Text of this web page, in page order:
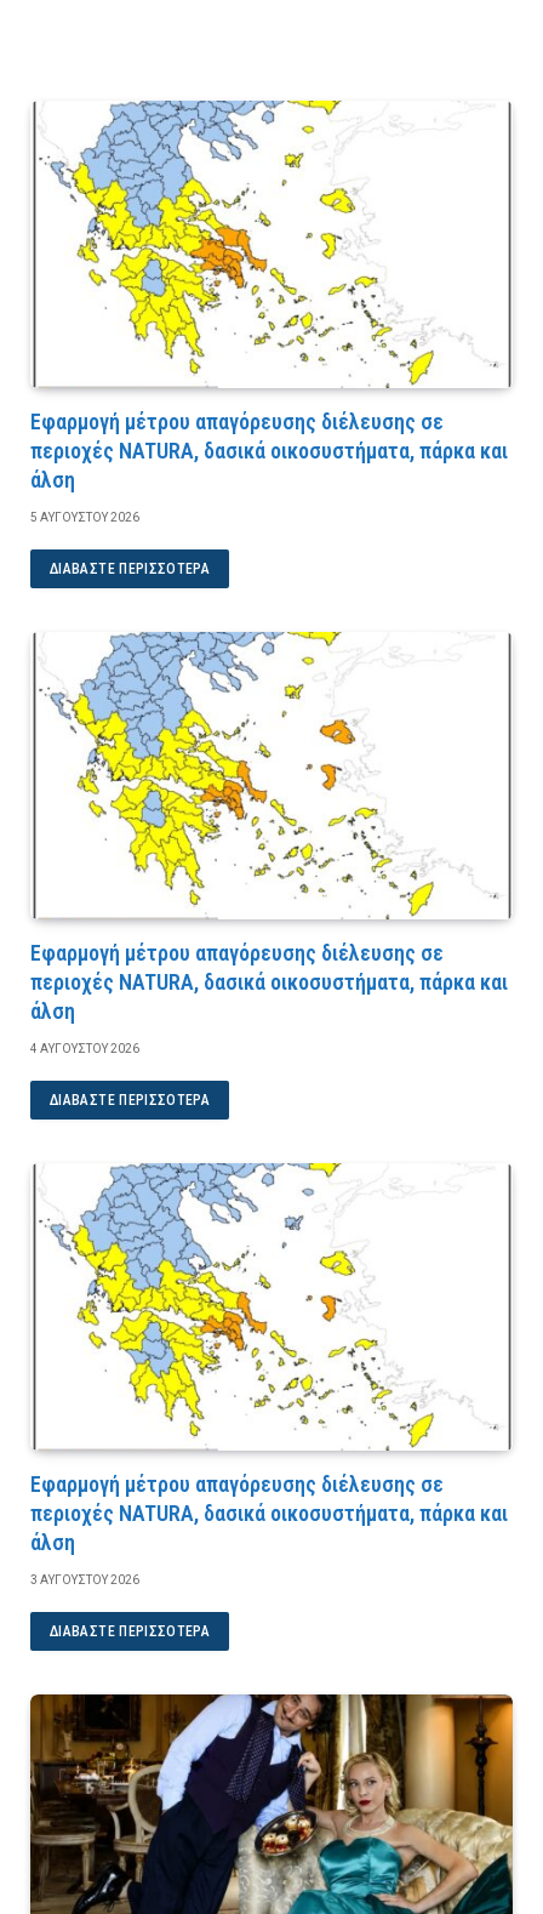
Εφαρμογή μέτρου απαγόρευσης διέλευσης σε
περιοχές NATURA, δασικά οικοσυστήματα, πάρκα και
άλση
5 ΑΥΓΟΎΣΤΟΥ 2026
ΔΙΑΒΆΣΤΕ ΠΕΡΙΣΣΌΤΕΡΑ
Εφαρμογή μέτρου απαγόρευσης διέλευσης σε
περιοχές NATURA, δασικά οικοσυστήματα, πάρκα και
άλση
4 ΑΥΓΟΎΣΤΟΥ 2026
ΔΙΑΒΆΣΤΕ ΠΕΡΙΣΣΌΤΕΡΑ
Εφαρμογή μέτρου απαγόρευσης διέλευσης σε
περιοχές NATURA, δασικά οικοσυστήματα, πάρκα και
άλση
3 ΑΥΓΟΎΣΤΟΥ 2026
ΔΙΑΒΆΣΤΕ ΠΕΡΙΣΣΌΤΕΡΑ